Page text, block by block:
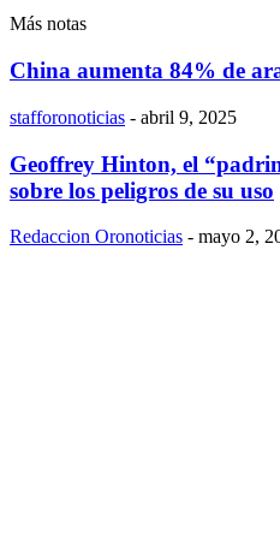
Más notas
China aumenta 84% de
stafforonoticias - abril 9, 2025
Geoffrey Hinton, el
sobre los peligros de su uso
Redaccion Oronoticias - mayo 2,